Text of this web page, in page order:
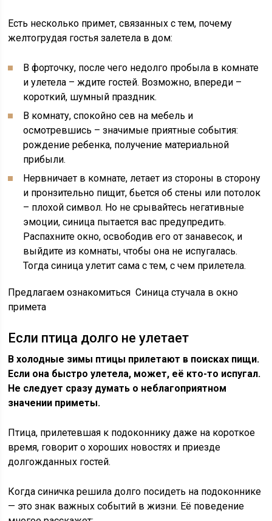
Есть несколько примет, связанных с тем, почему
желтогрудая гостья залетела в дом:
В форточку, после чего недолго пробыла в комнате
и улетела – ждите гостей. Возможно, впереди –
короткий, шумный праздник.
В комнату, спокойно сев на мебель и
осмотревшись – значимые приятные события:
рождение ребенка, получение материальной
прибыли.
Нервничает в комнате, летает из стороны в сторону
и пронзительно пищит, бьется об стены или потолок
– плохой символ. Но не срывайтесь негативные
эмоции, синица пытается вас предупредить.
Распахните окно, освободив его от занавесок, и
выйдите из комнаты, чтобы она не испугалась.
Тогда синица улетит сама с тем, с чем прилетела.
Предлагаем ознакомиться Синица стучала в окно
примета
Если птица долго не улетает
В холодные зимы птицы прилетают в поисках пищи.
Если она быстро улетела, может, её кто-то испугал.
Не следует сразу думать о неблагоприятном
значении приметы.
Птица, прилетевшая к подоконнику даже на короткое
время, говорит о хороших новостях и приезде
долгожданных гостей.
Когда синичка решила долго посидеть на подоконнике
— это знак важных событий в жизни. Её поведение